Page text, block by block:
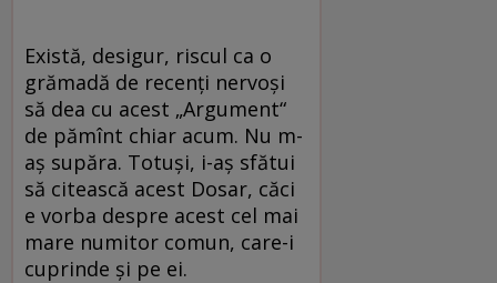
Există, desigur, riscul ca o
grămadă de recenți nervoși
să dea cu acest „Argument“
de pămînt chiar acum. Nu m-
aș supăra. Totuși, i-aș sfătui
să citească acest Dosar, căci
e vorba despre acest cel mai
mare numitor comun, care-i
cuprinde și pe ei.